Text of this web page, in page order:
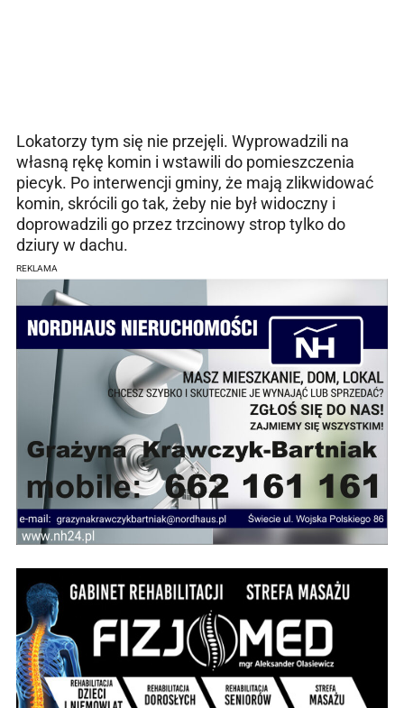
Lokatorzy tym się nie przejęli. Wyprowadzili na
własną rękę komin i wstawili do pomieszczenia
piecyk. Po interwencji gminy, że mają zlikwidować
komin, skrócili go tak, żeby nie był widoczny i
doprowadzili go przez trzcinowy strop tylko do
dziury w dachu.
REKLAMA